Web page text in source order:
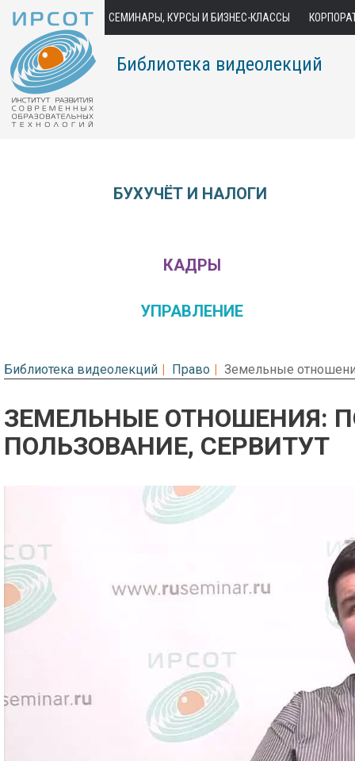
СЕМИНАРЫ, КУРСЫ И БИЗНЕС-КЛАССЫ
Библиотека видеолекций
БУХУЧЁТ И НАЛОГИ
КАДРЫ
УПРАВЛЕНИЕ
Библиотека видеолекций Право Земельные
ЗЕМЕЛЬНЫЕ ОТНОШЕНИЯ:
ПОЛЬЗОВАНИЕ, СЕРВИТУТ
Предварительный просмотр.